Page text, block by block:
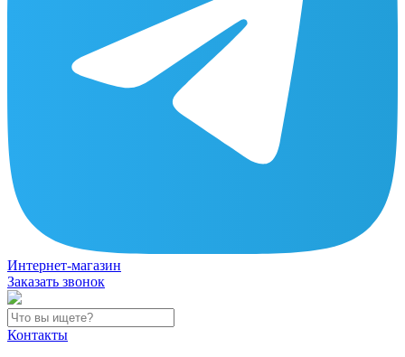
Интернет-магазин
Заказать звонок
Контакты